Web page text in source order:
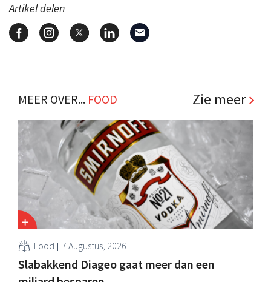
Artikel delen
MEER OVER... FOOD Zie meer
Food 7 Augustus, 2026
Slabakkend Diageo gaat meer dan een